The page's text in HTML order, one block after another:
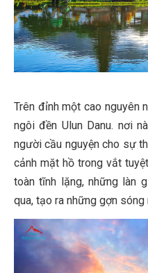
Trên đỉnh một cao nguyên
ngôi đền Ulun Danu. nơi
người cầu nguyện cho sự
cảnh mặt hồ trong vắt
toàn tĩnh lặng, những làn
qua, tạo ra những gợn sóng